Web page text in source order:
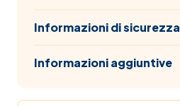
Informazioni di sicurezza
Informazioni aggiuntive